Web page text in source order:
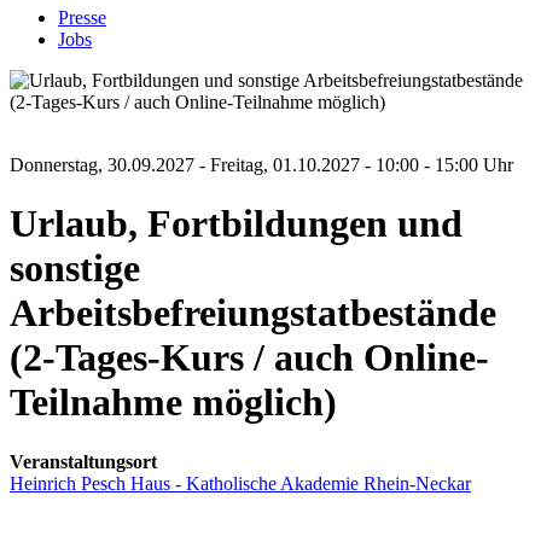
Presse
Jobs
Donnerstag, 30.09.2027 - Freitag, 01.10.2027 - 10:00 - 15:00 Uhr
Urlaub, Fortbildungen und
sonstige
Arbeitsbefreiungstatbestände
(2-Tages-Kurs / auch Online-
Teilnahme möglich)
Veranstaltungsort
Heinrich Pesch Haus - Katholische Akademie Rhein-Neckar